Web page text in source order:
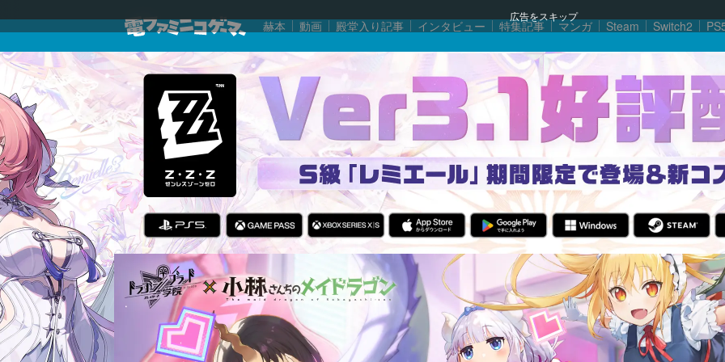
広告をスキップ
赫本 動画 殿堂入り記事 インタビュー 特集記事 マンガ Steam Switch2